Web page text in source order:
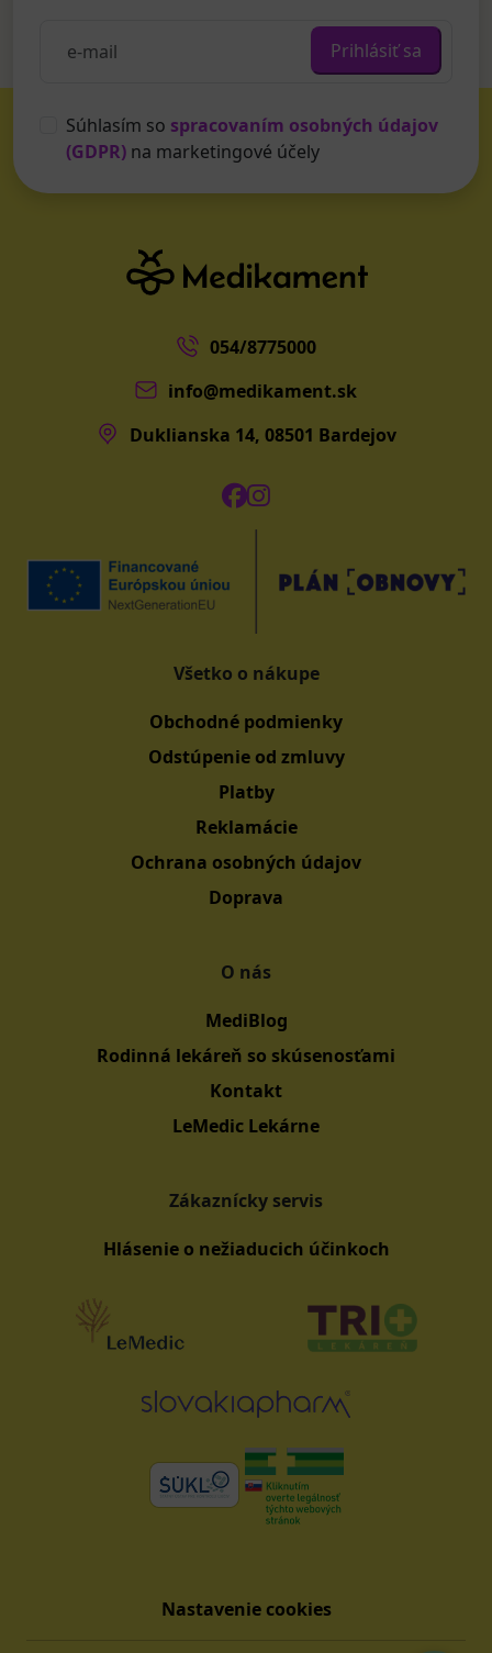
Prihlásiť sa
Súhlasím so spracovaním osobných údajov
(GDPR) na marketingové účely
054/8775000
info@medikament.sk
Duklianska 14, 08501 Bardejov
Všetko o nákupe
Obchodné podmienky
Odstúpenie od zmluvy
Platby
Reklamácie
Ochrana osobných údajov
Doprava
O nás
MediBlog
Rodinná lekáreň so skúsenosťami
Kontakt
LeMedic Lekárne
Zákaznícky servis
Hlásenie o nežiaducich účinkoch
Nastavenie cookies